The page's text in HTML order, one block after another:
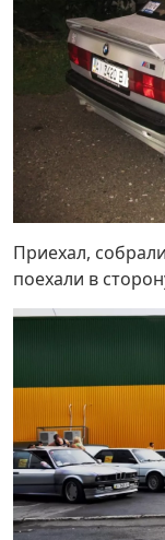
Приехал,
поехали в